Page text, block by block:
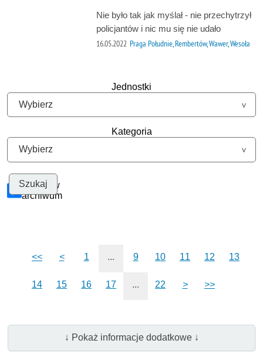
Nie było tak jak myślał - nie przechytrzył
policjantów i nic mu się nie udało
16.05.2022 Praga Południe, Rembertów, Wawer, Wesoła
Jednostki
Kategoria
Szukaj w
archiwum
<< < 1 ... 9 10 11 12 13
14 15 16 17 ... 22 > >>
↓ Pokaż informacje dodatkowe ↓